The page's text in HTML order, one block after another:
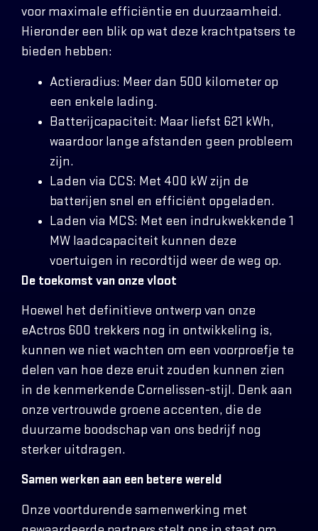
voor maximale efficiëntie en duurzaamheid.
Hieronder een blik op wat deze krachtpatsers te
bieden hebben:
Actieradius: Meer dan 500 kilometer op
een enkele lading.
Batterijcapaciteit: Maar liefst 621 kWh,
waardoor lange afstanden geen probleem
zijn.
Laden via CCS: Met 400 kW zijn de
batterijen snel en efficiënt opgeladen.
Laden via MCS: Met een indrukwekkende 1
MW laadcapaciteit kunnen deze
voertuigen in recordtijd weer de weg op.
De toekomst van onze vloot
Hoewel het definitieve ontwerp van onze
eActros 600 trekkers nog in ontwikkeling is,
kunnen we niet wachten om een voorproefje te
delen van hoe deze eruit zouden kunnen zien
in de kenmerkende Cornelissen-stijl. Denk aan
onze vertrouwde groene accenten, die de
duurzame boodschap van ons bedrijf nog
sterker uitdragen.
Samen werken aan een betere wereld
Onze voortdurende samenwerking met